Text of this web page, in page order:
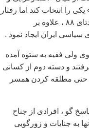
را انتخاب کند اما رفتار
غير خردمندانه و خودخواهانه سران نظام جمهوری اسلامی در کودتای ۸۸ ، علاوه بر
ايران ايجاد نمود .
ولی فقيه به ستوه آمده
و دسته دوم از کسانی
حتی مطلقه کردن همسر
گو ، افرادی از جناح
به جنايات و زورگويی